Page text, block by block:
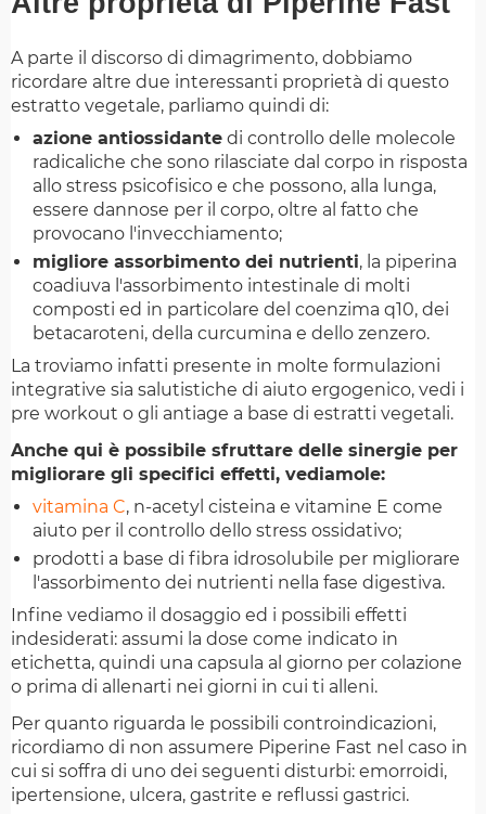
A parte il discorso di dimagrimento, dobbiamo
ricordare altre due interessanti proprietà di questo
estratto vegetale, parliamo quindi di:
azione antiossidante di controllo delle molecole
radicaliche che sono rilasciate dal corpo in risposta
allo stress psicofisico e che possono, alla lunga,
essere dannose per il corpo, oltre al fatto che
provocano l'invecchiamento;
migliore assorbimento dei nutrienti, la piperina
coadiuva l'assorbimento intestinale di molti
composti ed in particolare del coenzima q10, dei
betacaroteni, della curcumina e dello zenzero.
La troviamo infatti presente in molte formulazioni
integrative sia salutistiche di aiuto ergogenico, vedi i
pre workout o gli antiage a base di estratti vegetali.
Anche qui è possibile sfruttare delle sinergie per
migliorare gli specifici effetti, vediamole:
vitamina C, n-acetyl cisteina e vitamine E come
aiuto per il controllo dello stress ossidativo;
prodotti a base di fibra idrosolubile per migliorare
l'assorbimento dei nutrienti nella fase digestiva.
Infine vediamo il dosaggio ed i possibili effetti
indesiderati: assumi la dose come indicato in
etichetta, quindi una capsula al giorno per colazione
o prima di allenarti nei giorni in cui ti alleni.
Per quanto riguarda le possibili controindicazioni,
ricordiamo di non assumere Piperine Fast nel caso in
cui si soffra di uno dei seguenti disturbi: emorroidi,
ipertensione, ulcera, gastrite e reflussi gastrici.